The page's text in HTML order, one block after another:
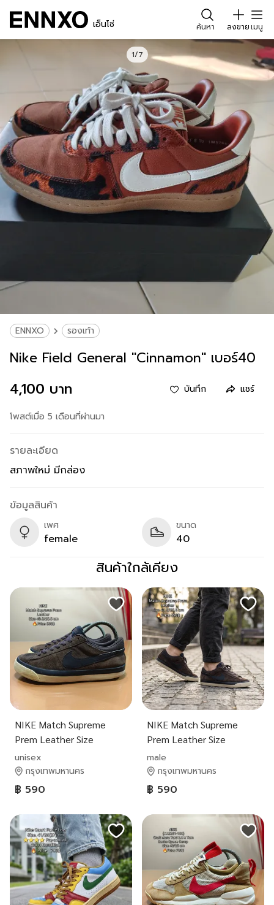
เอ็นโซ่ ค้นหา ลงขายเมนู
1/7
ENNXO รองเท้า
Nike Field General "Cinnamon" เบอร์40
4,100 บาท
บันทึก แชร์
โพสต์เมื่อ 5 เดือนที่ผ่านมา
รายละเอียด
สภาพใหม่ มีกล่อง
ข้อมูลสินค้า
เพศ
female
ขนาด
40
สินค้าใกล้เคียง
NIKE Match Supreme
Prem Leather Size
40.5/25.5 cm🔥Price
590฿
unisex
กรุงเทพมหานคร
฿ 590
NIKE Match Supreme
Prem Leather Size
40.5/25.5 cm🔥Price
590฿
male
กรุงเทพมหานคร
฿ 590